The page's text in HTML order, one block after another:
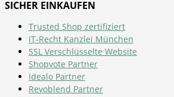
SICHER EINKAUFEN
Trusted Shop zertifiziert
IT-Recht Kanzlei München
SSL Verschlüsselte Website
Shopvote Partner
Idealo Partner
Revoblend Partner